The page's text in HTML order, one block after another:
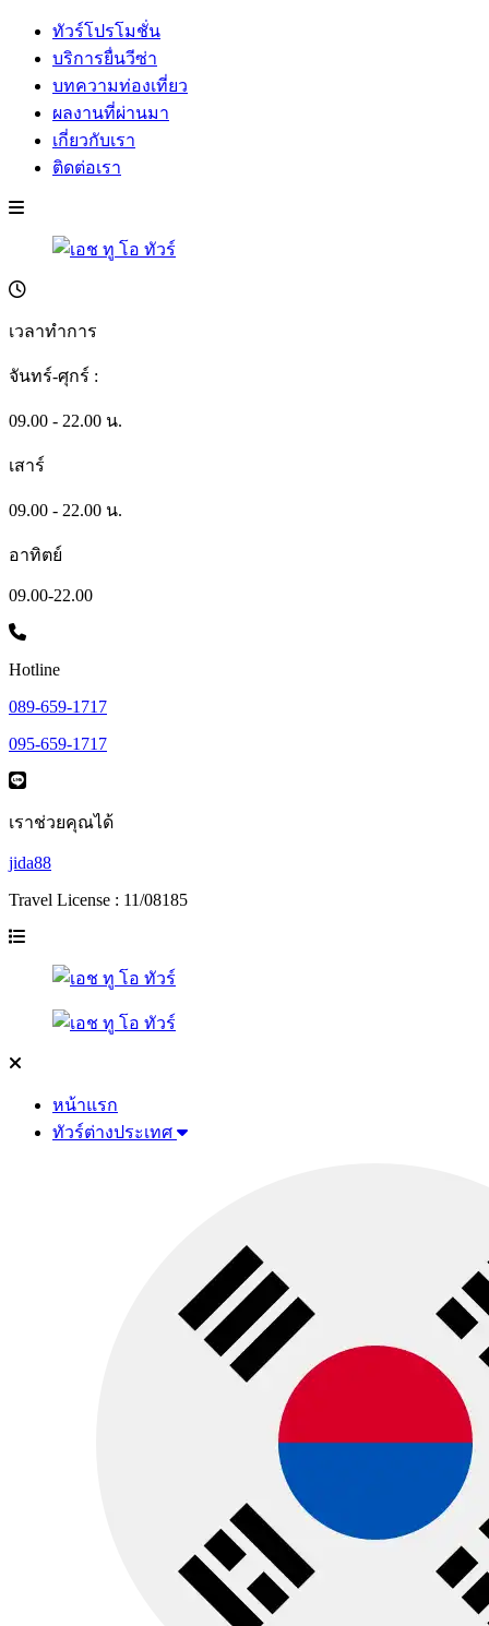
ทัวร์โปรโมชั่น
บริการยื่นวีซ่า
บทความท่องเที่ยว
ผลงานที่ผ่านมา
เกี่ยวกับเรา
ติดต่อเรา
เวลาทำการ
จันทร์-ศุกร์ :
09.00 - 22.00 น.
เสาร์
09.00 - 22.00 น.
อาทิตย์
09.00-22.00
Hotline
089-659-1717
095-659-1717
เราช่วยคุณได้
jida88
Travel License : 11/08185
หน้าแรก
ทัวร์ต่างประเทศ